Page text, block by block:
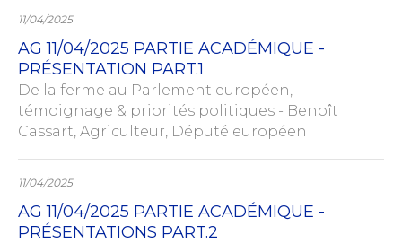
11/04/2025
AG 11/04/2025 PARTIE ACADÉMIQUE -
PRÉSENTATION PART.1
De la ferme au Parlement européen,
témoignage & priorités politiques - Benoît
Cassart, Agriculteur, Député européen
11/04/2025
AG 11/04/2025 PARTIE ACADÉMIQUE -
PRÉSENTATIONS PART.2